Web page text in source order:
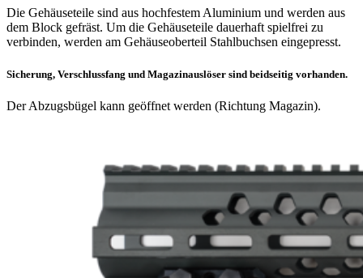
Die Gehäuseteile sind aus hochfestem Aluminium und werden aus
dem Block gefräst. Um die Gehäuseteile dauerhaft spielfrei zu
verbinden, werden am Gehäuseoberteil Stahlbuchsen eingepresst.
Sicherung, Verschlussfang und Magazinauslöser sind beidseitig vorhanden.
Der Abzugsbügel kann geöffnet werden (Richtung Magazin).